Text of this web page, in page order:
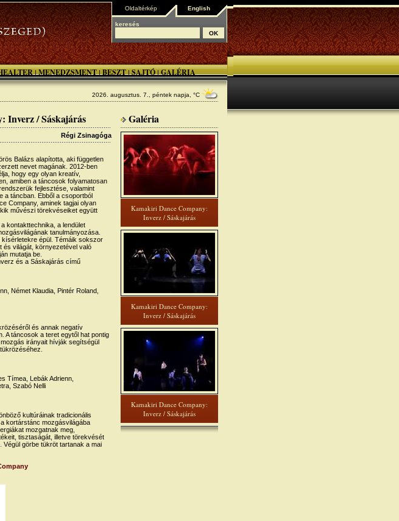
Oldaltérkép English
keresés
| MENEDZSMENT | BESZT | SAJTÓ | GALÉRIA
2026. augusztus. 7., péntek napja, °C
Galéria
Kamakiri Dance Company:
Inverz / Sáskajárás
Kamakiri Dance Company:
Inverz / Sáskajárás
Kamakiri Dance Company:
Inverz / Sáskajárás
Inverz / Sáskajárás
Régi Zsinagóga
Balázs alapította, aki független
nevet magának. 2012-ben
hogy egy olyan kreatív,
amiben a táncosok folyamatosan
fejlesztése, valamint
a táncban. Ebből a csoportból
Company, aminek tagjai olyan
művészi törekvéseiket együtt
kontakttechnika, a lendület
tanulmányozása.
kísérletekre épül. Témáik sokszor
és világát, környezetével való
mutatja be.
és a Sáskajárás című
Német Klaudia, Pintér Roland,
és annak negatív
A táncosok a teret egytől hat pontig
irányait hívják segítségül
Tímea, Lebák Adrienn,
Szabó Nelli
kultúráinak tradicionális
kortárstánc mozgásvilágába
mozgatnak meg,
tisztaságát, illetve törekvését
görbe tükröt tartanak a mai